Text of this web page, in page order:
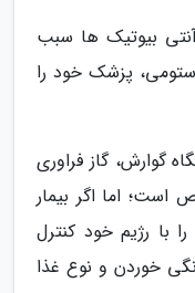
بیوتیک ها سبب
پزشک خود را
گوارش، گاز فراوری
اما اگر بیمار
با رژیم خود کنترل
خوردن و نوع غذا